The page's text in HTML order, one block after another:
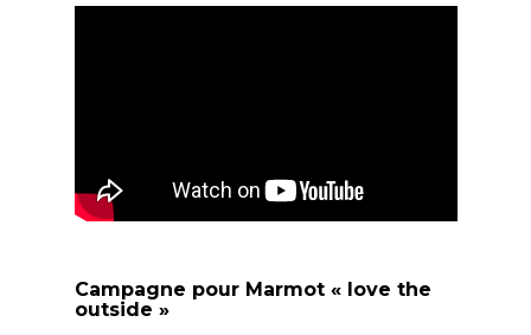
Campagne pour Marmot « love the
outside »